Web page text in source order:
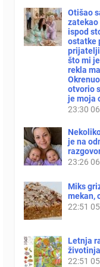
Otišao
zatekao
ispod
ostatke
prijatelji
što mi
rekla
otvorio
je moja
23:30
je na
23:26
Miks
mekan,
22:51
Letnja
22:51